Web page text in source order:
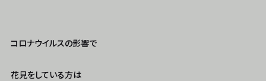
コロナウイルスの影響で
花見をしている方は